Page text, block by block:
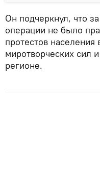
Он подчеркнул, что
операции не было
протестов
миротворческих сил
регионе.